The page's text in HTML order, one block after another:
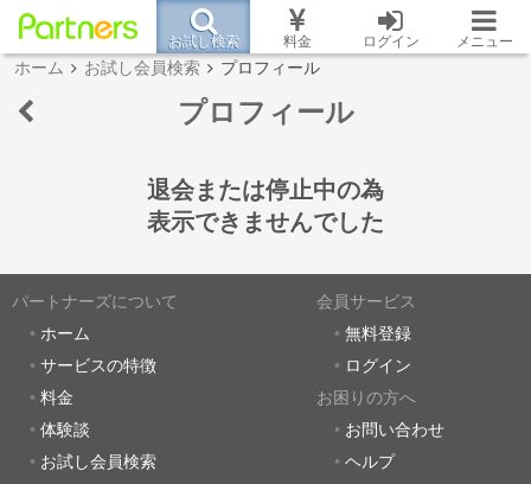
お試し検索 料金 ログイン メニュー
ホーム お試し会員検索 プロフィール
プロフィール
退会または停止中の為
表示できませんでした
パートナーズについて
ホーム
サービスの特徴
料金
体験談
お試し会員検索
会員サービス
無料登録
ログイン
お困りの方へ
お問い合わせ
ヘルプ